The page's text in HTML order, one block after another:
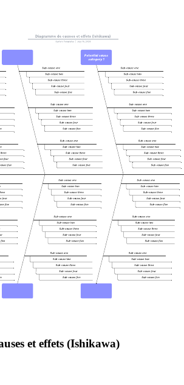
et effets (Ishikawa)